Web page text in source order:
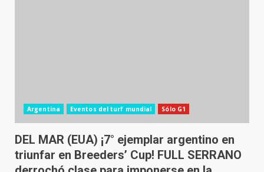
Argentina Eventos del turf mundial Sólo G1
DEL MAR (EUA) ¡7° ejemplar argentino en
triunfar en Breeders’ Cup! FULL SERRANO